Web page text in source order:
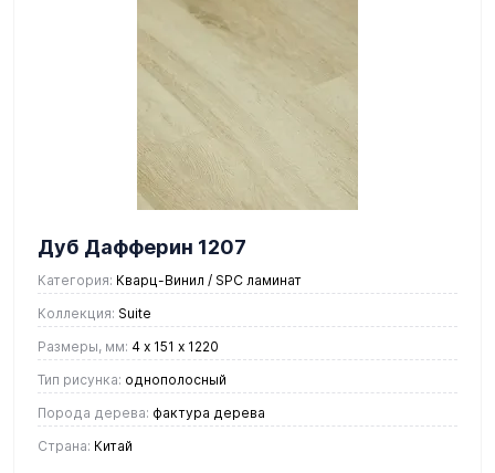
Дуб Дафферин 1207
Категория: Кварц-Винил / SPC ламинат
Коллекция: Suite
Размеры, мм: 4 х 151 х 1220
Тип рисунка: однополосный
Порода дерева: фактура дерева
Страна: Китай